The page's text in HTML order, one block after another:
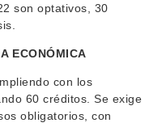
son optativos, 30
ECONÓMICA
con los
60 créditos. Se exige
obligatorios, con